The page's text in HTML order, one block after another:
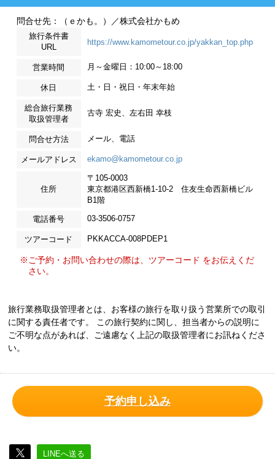
問合せ先：（ｅかも。）／株式会社かもめ
旅行条件書
URL
https://www.kamometour.co.jp/yakkan_top.php
営業時間 月～金曜日：10:00～18:00
休日 土・日・祝日・年末年始
総合旅行業務
取扱管理者
古寺 宏史、左右田 幸枝
問合せ方法 メール、電話
メールアドレス ekamo@kamometour.co.jp
住所
〒105-0003
東京都港区西新橋1-10-2 住友生命西新橋ビル
B1階
電話番号 03-3506-0757
ツアーコード PKKACCA-008PDEP1
※ご予約・お問い合わせの際は、ツアーコード をお伝えくだ
さい。
旅行業務取扱管理者とは、お客様の旅行を取り扱う営業所での取引
に関する責任者です。 この旅行契約に関し、担当者からの説明に
ご不明な点があれば、ご遠慮なく上記の取扱管理者にお訊ねくださ
い。
予約申し込み
LINEへ送る